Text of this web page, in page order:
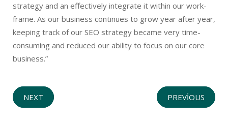
strategy and an effectively integrate it within our work-
frame. As our business continues to grow year after year,
keeping track of our SEO strategy became very time-
consuming and reduced our ability to focus on our core
business.”
NEXT PREVIOUS